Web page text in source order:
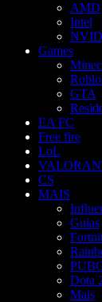
AMD
Intel
Games
GTA
EA FC
Free fire
LoL
CS
MAIS
Guias
Dota
Mais